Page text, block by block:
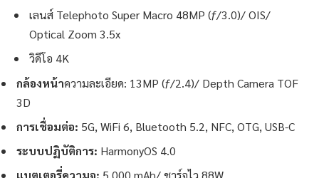
เลนส์ Telephoto Super Macro 48MP (ƒ/3.0)/ OIS/
Optical Zoom 3.5x
วิดีโอ 4K
กล้องหน้าความละเอียด: 13MP (ƒ/2.4)/ Depth Camera TOF
3D
การเชื่อมต่อ: 5G, WiFi 6, Bluetooth 5.2, NFC, OTG, USB-C
ระบบปฏิบัติการ: HarmonyOS 4.0
แบตเตอรี่ความจุ: 5,000 mAh/ ชาร์จไว 88W